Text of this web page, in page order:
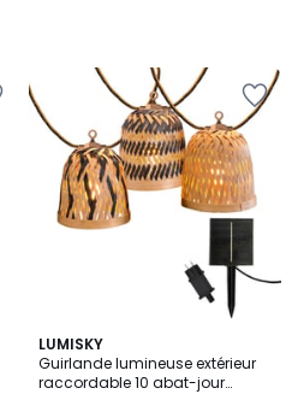
LUMISKY
Guirlande lumineuse extérieur
raccordable 10 abat-jour